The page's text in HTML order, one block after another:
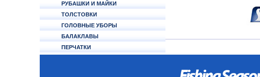
РУБАШКИ И МАЙКИ
ТОЛСТОВКИ
ГОЛОВНЫЕ УБОРЫ
БАЛАКЛАВЫ
ПЕРЧАТКИ